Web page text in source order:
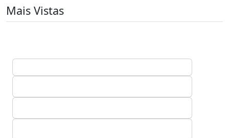
Mais Vistas